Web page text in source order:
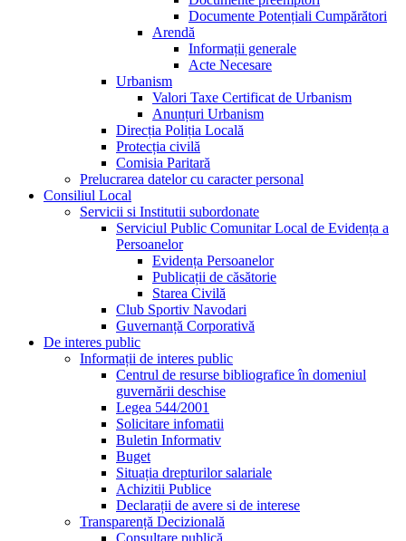
Documente Potențiali Cumpărători
Arendă
Informații generale
Acte Necesare
Urbanism
Valori Taxe Certificat de Urbanism
Anunțuri Urbanism
Direcția Poliția Locală
Protecția civilă
Comisia Paritară
Prelucrarea datelor cu caracter personal
Consiliul Local
Servicii si Institutii subordonate
Serviciul Public Comunitar Local de Evidența a
Persoanelor
Evidența Persoanelor
Publicații de căsătorie
Starea Civilă
Club Sportiv Navodari
Guvernanță Corporativă
De interes public
Informații de interes public
Centrul de resurse bibliografice în domeniul
guvernării deschise
Legea 544/2001
Solicitare infomatii
Buletin Informativ
Buget
Situația drepturilor salariale
Achizitii Publice
Declarații de avere si de interese
Transparență Decizională
Consultare publică